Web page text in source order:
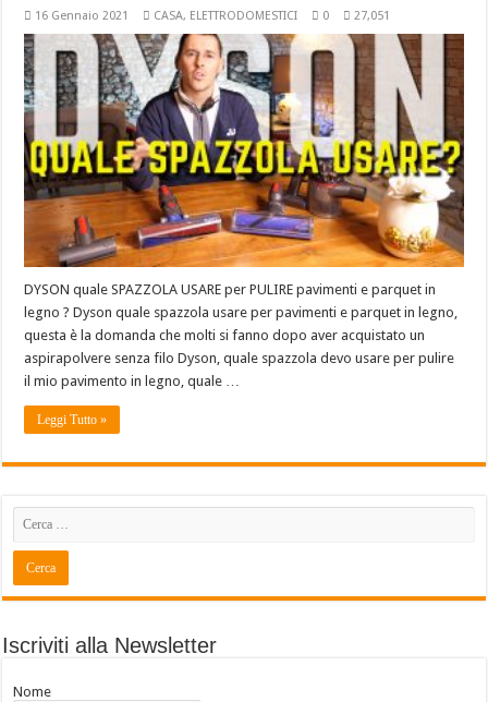
16 Gennaio 2021 CASA, ELETTRODOMESTICI 0 27,051
DYSON quale SPAZZOLA USARE per PULIRE pavimenti e parquet in
legno ? Dyson quale spazzola usare per pavimenti e parquet in legno,
questa è la domanda che molti si fanno dopo aver acquistato un
aspirapolvere senza filo Dyson, quale spazzola devo usare per pulire
il mio pavimento in legno, quale …
Leggi Tutto »
Iscriviti alla Newsletter
Nome